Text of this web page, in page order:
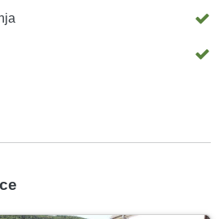
uvijek na usluzi.